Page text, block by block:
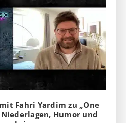
Fahri Yardim zu „One
Humor und